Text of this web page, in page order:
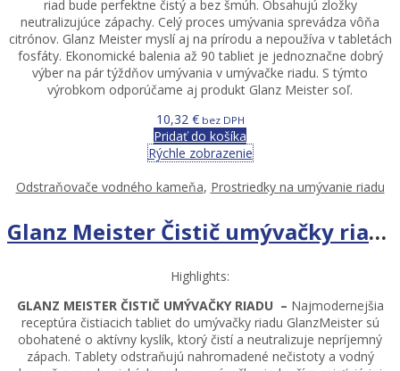
riad bude perfektne čistý a bez šmúh. Obsahujú zložky
neutralizujúce zápachy. Celý proces umývania sprevádza vôňa
citrónov. Glanz Meister myslí aj na prírodu a nepoužíva v tabletách
fosfáty. Ekonomické balenia až 90 tabliet je jednoznačne dobrý
výber na pár týždňov umývania v umývačke riadu. S týmto
výrobkom odporúčame aj produkt Glanz Meister soľ.
10,32 €bez DPH
Pridať do košíka
Rýchle zobrazenie
Odstraňovače vodného kameňa, Prostriedky na umývanie riadu
Glanz Meister Čistič umývačky riadu 2ks-Tableta
Highlights:
GLANZ MEISTER ČISTIČ UMÝVAČKY RIADU – Najmodernejšia
receptúra ​​čistiacich tabliet do umývačky riadu GlanzMeister sú
obohatené o aktívny kyslík, ktorý čistí a neutralizuje nepríjemný
zápach. Tablety odstraňujú nahromadené nečistoty a vodný